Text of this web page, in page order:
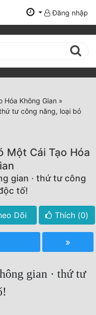
Đăng nhập
Hóa Không Gian »
tư công năng, loại bỏ
Một Cái Tạo Hóa
gian · thứ tư công
tố!
Dõi Thích (0)
gian · thứ tư